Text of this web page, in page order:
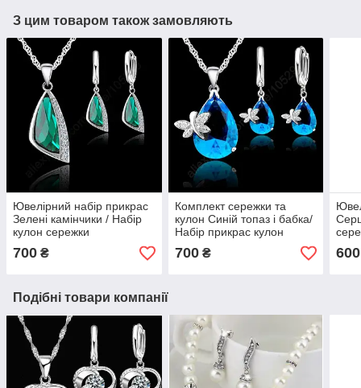
З цим товаром також замовляють
Ювелірний набір прикрас
Зелені камінчики / Набір
кулон сережки
700 ₴
Комплект сережки та
кулон Синій топаз і бабка/
Набір прикрас кулон
700₴ 600
Подібні товари компанії